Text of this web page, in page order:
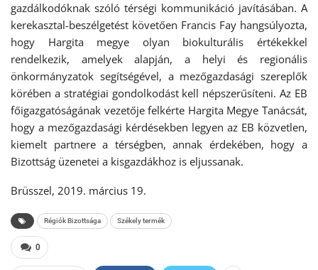
gazdálkodóknak szóló térségi kommunikáció javításában. A
kerekasztal-beszélgetést követően Francis Fay hangsúlyozta,
hogy Hargita megye olyan biokulturális értékekkel
rendelkezik, amelyek alapján, a helyi és regionális
önkormányzatok segítségével, a mezőgazdasági szereplők
körében a stratégiai gondolkodást kell népszerűsíteni. Az EB
főigazgatóságának vezetője felkérte Hargita Megye Tanácsát,
hogy a mezőgazdasági kérdésekben legyen az EB közvetlen,
kiemelt partnere a térségben, annak érdekében, hogy a
Bizottság üzenetei a kisgazdákhoz is eljussanak.
Brüsszel, 2019. március 19.
Régiók Bizottsága Székely termék
0